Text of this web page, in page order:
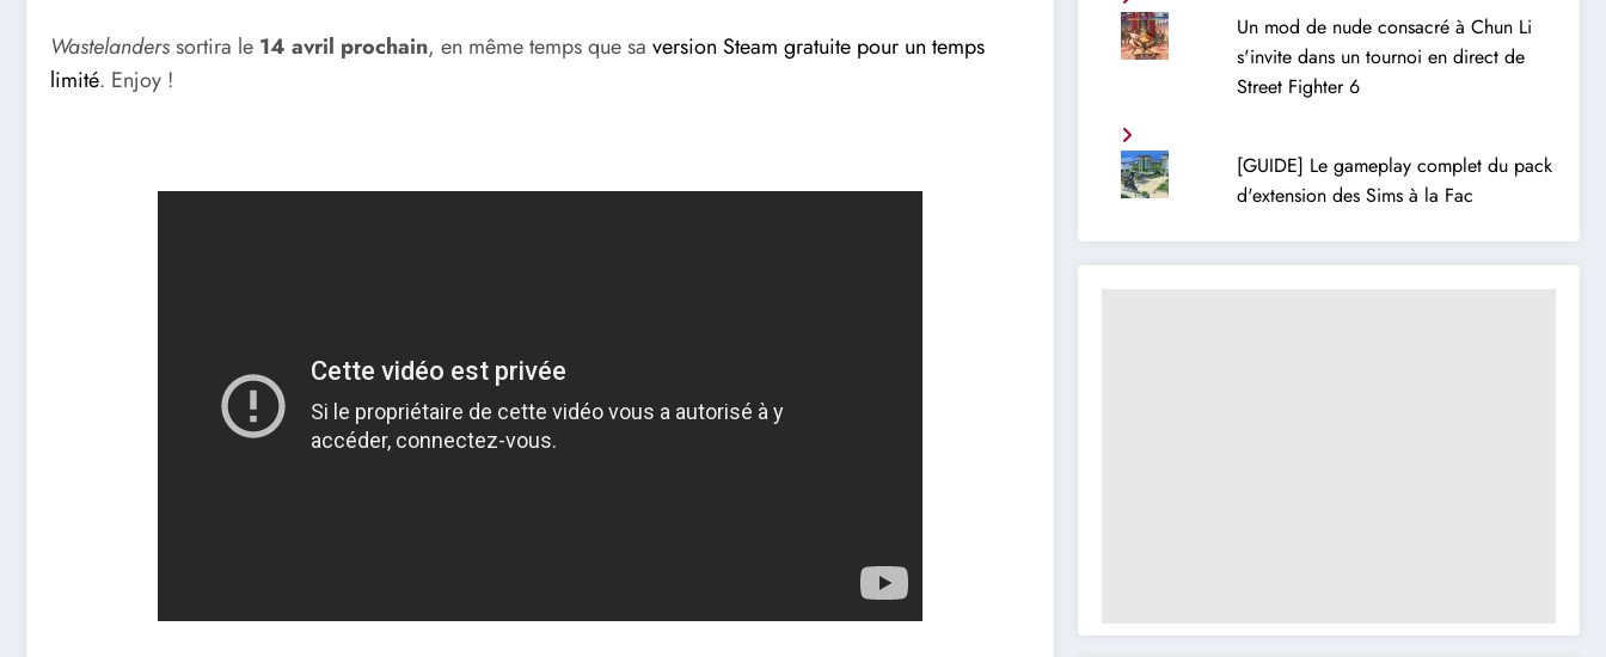
Wastelanderssortira le 14 avril prochain, en même temps que sa version Steam gratuite pour un temps
limité. Enjoy !
Un mod de nude consacré à Chun Li
s'invite dans un tournoi en direct de
Street Fighter 6
[GUIDE] Le gameplay complet du pack
d'extension des Sims à la Fac